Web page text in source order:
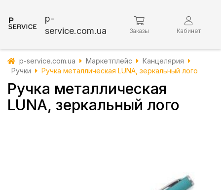
p-
service.com.ua
Заказы Кабинет
p-service.com.ua Маркетплейс
Канцелярия
Ручки
Ручка металлическая LUNA, зеркальный лого
Ручка металлическая
LUNA, зеркальный лого